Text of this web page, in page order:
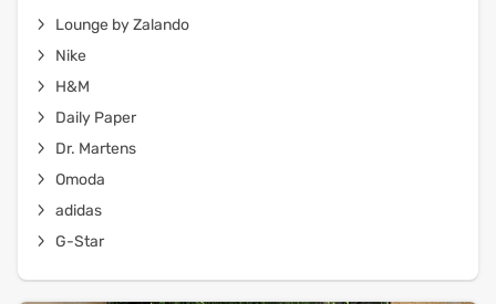
Lounge by Zalando
Nike
H&M
Daily Paper
Dr. Martens
Omoda
adidas
G-Star